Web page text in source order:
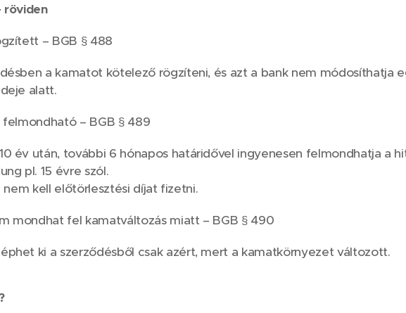
röviden
– BGB § 488
a kamatot kötelező rögzíteni, és azt a bank nem módosíthatja
alatt.
felmondható – BGB § 489
év után, további 6 hónapos határidővel ingyenesen felmondhatja a
pl. 15 évre szól.
nem kell előtörlesztési díjat fizetni.
mondhat fel kamatváltozás miatt – BGB § 490
ki a szerződésből csak azért, mert a kamatkörnyezet változott.